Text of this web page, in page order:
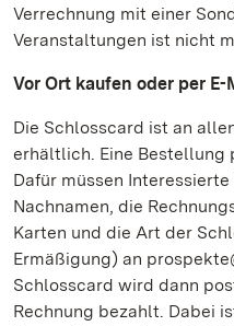
Verrechnung mit einer
Veranstaltungen ist nicht
Vor Ort kaufen oder per
Die Schlosscard ist an
erhältlich. Eine Bestellung
Dafür müssen
Nachnamen, die
Karten und die Art der
Ermäßigung) an
Schlosscard wird dann
Rechnung bezahlt. Dabei